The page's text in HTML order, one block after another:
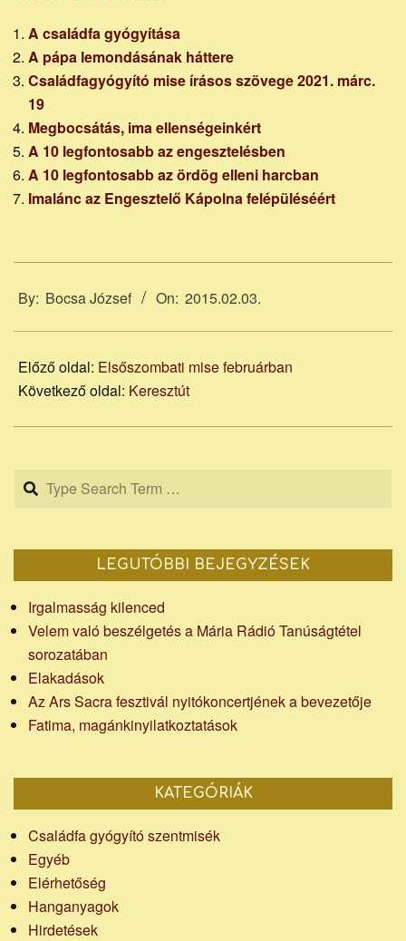
A családfa gyógyítása
A pápa lemondásának háttere
Családfagyógyító mise írásos szövege 2021. márc.
19
Megbocsátás, ima ellenségeinkért
A 10 legfontosabb az engesztelésben
A 10 legfontosabb az ördög elleni harcban
Imalánc az Engesztelő Kápolna felépüléséért
02-
By: Bocsa József On: 2015.02.03.
Előző oldal: Elsőszombati mise februárban
Következő oldal: Keresztút
Search
LEGUTÓBBI BEJEGYZÉSEK
Irgalmasság kilenced
Velem való beszélgetés a Mária Rádió Tanúságtétel
sorozatában
Elakadások
Az Ars Sacra fesztivál nyitókoncertjének a bevezetője
Fatima, magánkinyilatkoztatások
KATEGÓRIÁK
Családfa gyógyító szentmisék
Egyéb
Elérhetőség
Hanganyagok
Hirdetések